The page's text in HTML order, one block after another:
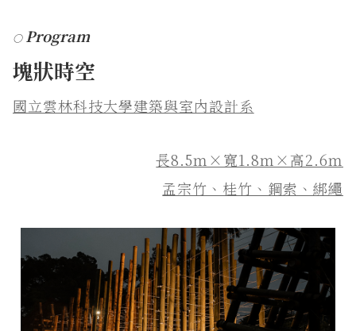
○Program
塊狀時空
國立雲林科技大學建築與室內設計系
長8.5ｍ×寬1.8ｍ×高2.6ｍ
孟宗竹、桂竹、鋼索、綁繩